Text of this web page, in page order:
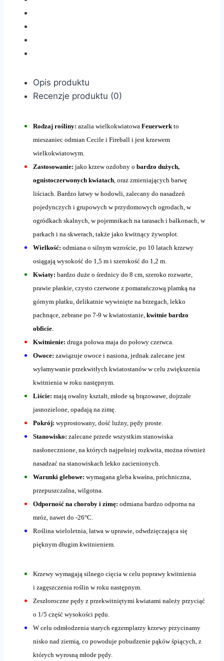
Opis produktu
Recenzje produktu (0)
Rodzaj rośliny: azalia wielkokwiatowa Feuerwerk to
mieszaniec odmian Cecile i Fireball i jest krzewem
wielkokwiatowym.
Zastosowanie: jako krzew ozdobny o bardzo dużych,
ognistoczerwonych kwiatach , oraz zmieniających barwę
liściach. Bardzo łatwy w hodowli, zalecany do nasadzeń
pojedynczych i grupowych w przydomowych ogrodach, w
ogródkach skalnych, w pojemnikach na tarasach i balkonach, w
parkach i na skwerach, także jako kwitnący żywopłot.
Wielkość: odmiana o silnym wzroście, po 10 latach krzewy
osiągają wysokość do 1,5 m i szerokość do 1,2 m.
Kwiaty: bardzo duże o średnicy do 8 cm, szeroko rozwarte,
prawie płaskie, czysto czerwone z pomarańczową plamką na
górnym płatku, delikatnie wywinięte na brzegach, lekko
pachnące, zebrane po 7-9 w kwiatostanie, kwitnie bardzo
obficie
Kwitnienie: druga połowa maja do połowy czerwca.
Owoce: zawiązuje owoce i nasiona, jednak zalecane jest
wyłamywanie przekwitłych kwiatostanów w celu zwiększenia
kwitnienia w roku następnym.
Liście: mają owalny kształt, młode są brązowawe, dojrzałe
jasnozielone, opadają na zimę.
Pokrój: wyprostowany, dość luźny, pędy proste.
Stanowisko: zalecane przede wszystkim stanowiska
nasłonecznione, na których najpełniej rozkwita, można również
nasadzać na stanowiskach lekko zacienionych.
Warunki glebowe: wymagana gleba kwaśna, próchniczna,
przepuszczalna, wilgotna.
Odporność na choroby i zimę: odmiana bardzo odporna na
mróz, nawet do -26°C.
Roślina wieloletnia, łatwa w uprawie, odwdzięczająca się
pięknym długim kwitnieniem.
Krzewy wymagają silnego cięcia w celu poprawy kwitnienia
i zagęszczenia roślin w roku następnym.
Zeszłoroczne pędy z przekwitniętymi kwiatami należy przyciąć
o 1/5 część wysokości pędu.
W celu odmłodzenia starych egzemplarzy krzewy przycinamy
nisko nad ziemią, co powoduje pobudzenie pąków śpiących, z
których wyrosną młode pędy.